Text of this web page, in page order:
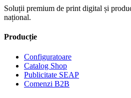
Soluții premium de print digital și
național.
Producție
Configuratoare
Catalog Shop
Publicitate SEAP
Comenzi B2B